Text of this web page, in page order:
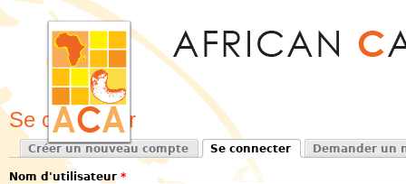
Se connecter
Onglets principaux
Créer un nouveau compte
Se connecter
(onglet actif)
Demander un
Nom d'utilisateur *